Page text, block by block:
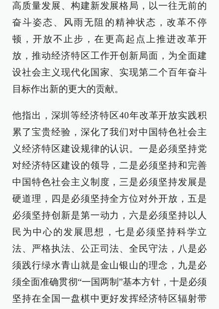
高质量发展、构建新发展格局，以一往无前的
奋斗姿态、风雨无阻的精神状态，改革不停
顿，开放不止步，在更高起点上推进改革开
放，推动经济特区工作开创新局面，为全面建
设社会主义现代化国家、实现第二个百年奋斗
目标作出新的更大的贡献。
他指出，深圳等经济特区40年改革开放实践积
累了宝贵经验，深化了我们对中国特色社会主
义经济特区建设规律的认识。一是必须坚持党
对经济特区建设的领导，二是必须坚持和完善
中国特色社会主义制度，三是必须坚持发展是
硬道理，四是必须坚持全方位对外开放，五是
必须坚持创新是第一动力，六是必须坚持以人
民为中心的发展思想，七是必须坚持科学立
法、严格执法、公正司法、全民守法，八是必
须践行绿水青山就是金山银山的理念，九是必
须全面准确贯彻“一国两制”基本方针，十是必须
坚持在全国一盘棋中更好发挥经济特区辐射带